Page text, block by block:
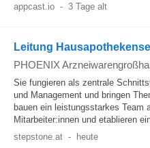
appcast.io - 3 Tage alt
Leitung
PHOENIX
Sie fungieren als zentrale
und Management und bringen
bauen ein leistungsstarkes Team
Mitarbeiter:innen und etablieren
stepstone.at - heute